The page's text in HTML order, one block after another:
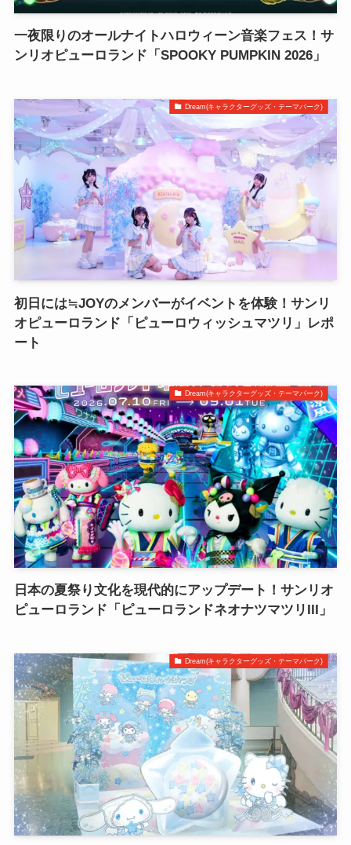
一夜限りのオールナイトハロウィーン音楽フェス！サ
ンリオピューロランド「SPOOKY PUMPKIN 2026」
Dream(キャラクターグッズ・テーマパーク)
初日には≒JOYのメンバーがイベントを体験！サンリ
オピューロランド「ピューロウィッシュマツリ」レポ
ート
Dream(キャラクターグッズ・テーマパーク)
日本の夏祭り文化を現代的にアップデート！サンリオ
ピューロランド「ピューロランドネオナツマツリIII」
Dream(キャラクターグッズ・テーマパーク)